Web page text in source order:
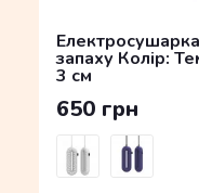
запаху Колір:
3 см
650 грн